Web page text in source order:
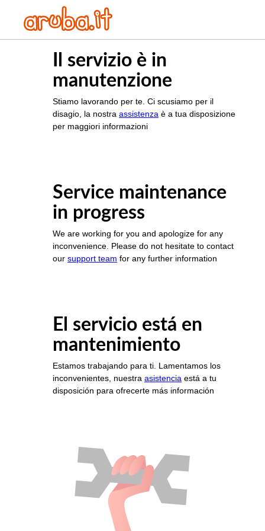
Il servizio è in
manutenzione
Stiamo lavorando per te. Ci scusiamo per il
disagio, la nostra assistenza è a tua disposizione
per maggiori informazioni
Service maintenance
in progress
We are working for you and apologize for any
inconvenience. Please do not hesitate to contact
our support team for any further information
El servicio está en
mantenimiento
Estamos trabajando para ti. Lamentamos los
inconvenientes, nuestra asistencia está a tu
disposición para ofrecerte más información